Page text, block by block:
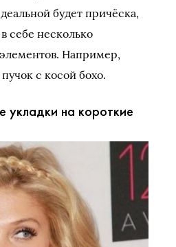
будет причёска,
себе несколько
Например,
с косой бохо.
укладки на короткие